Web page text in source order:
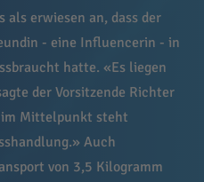
als erwiesen an, dass der
- eine Influencerin - in
hatte. «Es liegen
der Vorsitzende Richter
im Mittelpunkt steht
Auch
von 3,5 Kilogramm